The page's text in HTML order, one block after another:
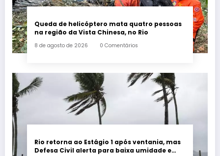
Queda de helicóptero mata quatro pessoas
na região da Vista Chinesa, no Rio
8 de agosto de 2026 0 Comentários
Rio retorna ao Estágio 1 após ventania, mas
Defesa Civil alerta para baixa umidade e